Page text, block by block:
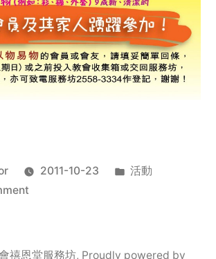
2011-10-23
Posted
活動
on
服
禧恩堂服務坊, Proudly powered by